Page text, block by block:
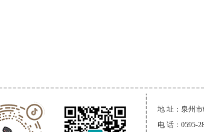
地 址：泉州
电 话：0595-